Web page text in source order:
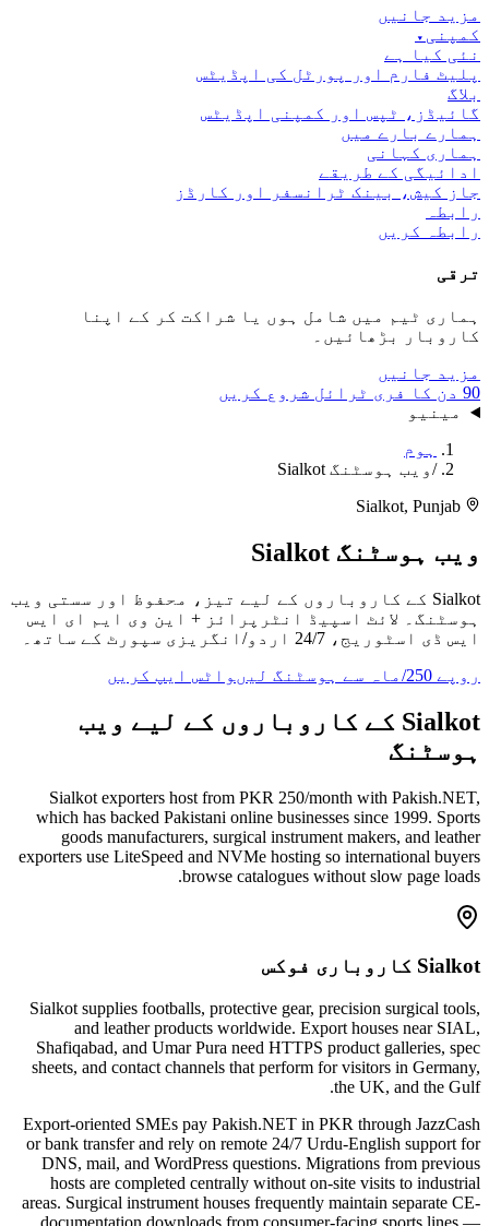
مزید جانیں
کمپنی ▾
نئی کیا ہے
پلیٹ فارم اور پورٹل کی اپڈیٹس
بلاگ
گائیڈز، ٹپس اور کمپنی اپڈیٹس
ہمارے بارے میں
ہماری کہانی
ادائیگی کے طریقے
جاز کیش، بینک ٹرانسفر اور کارڈز
رابطہ
رابطہ کریں
ترقی
ہماری ٹیم میں شامل ہوں یا شراکت کر کے اپنا
کاروبار بڑھائیں۔
مزید جانیں
90 دن کا فری ٹرائل شروع کریں
مینیو
ہوم
/ویب ہوسٹنگ Sialkot
Sialkot, Punjab
ویب ہوسٹنگ Sialkot
Sialkot کے کاروباروں کے لیے تیز، محفوظ اور سستی ویب
ہوسٹنگ۔ لائٹ اسپیڈ انٹرپرائز + این وی ایم ای ایس
ایس ڈی اسٹوریج، 24/7 اردو/انگریزی سپورٹ کے ساتھ۔
روپے 250/ماہ سے ہوسٹنگ لیں
واٹس ایپ کریں
Sialkot کے کاروباروں کے لیے ویب
ہوسٹنگ
Sialkot exporters host from PKR 250/month with Pakish.NET,
which has backed Pakistani online businesses since 1999. Sports
goods manufacturers, surgical instrument makers, and leather
exporters use LiteSpeed and NVMe hosting so international buyers
browse catalogues without slow page loads.
Sialkot کاروباری فوکس
Sialkot supplies footballs, protective gear, precision surgical tools,
and leather products worldwide. Export houses near SIAL,
Shafiqabad, and Umar Pura need HTTPS product galleries, spec
sheets, and contact channels that perform for visitors in Germany,
the UK, and the Gulf.
Export-oriented SMEs pay Pakish.NET in PKR through JazzCash
or bank transfer and rely on remote 24/7 Urdu-English support for
DNS, mail, and WordPress questions. Migrations from previous
hosts are completed centrally without on-site visits to industrial
areas. Surgical instrument houses frequently maintain separate CE-